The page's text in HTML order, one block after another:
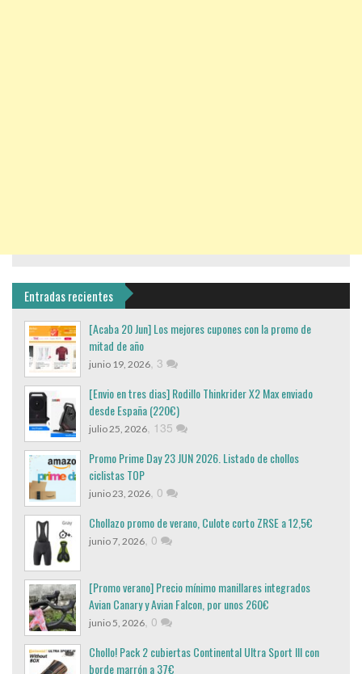
Entradas recientes
[Acaba 20 Jun] Los mejores cupones con la promo de
mitad de año
junio 19, 2026, 3
[Envio en tres dias] Rodillo Thinkrider X2 Max enviado
desde España (220€)
julio 25, 2026, 135
Promo Prime Day 23 JUN 2026. Listado de chollos
ciclistas TOP
junio 23, 2026, 0
Chollazo promo de verano, Culote corto ZRSE a 12,5€
junio 7, 2026, 0
[Promo verano] Precio mínimo manillares integrados
Avian Canary y Avian Falcon, por unos 260€
junio 5, 2026, 0
Chollo! Pack 2 cubiertas Continental Ultra Sport III con
borde marrón a 37€